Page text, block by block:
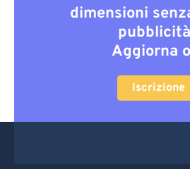
dimensioni
Aggiorna
Iscrizione